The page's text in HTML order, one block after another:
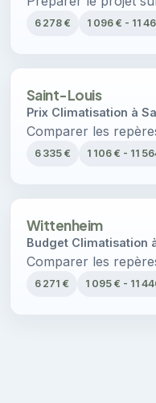
6 278 € 1 096 € - 11
Saint-Louis
Prix Climatisation à
Comparer les
6 335 € 1 106 € - 11
Wittenheim
Budget Climatisation
Comparer les
6 271 € 1 095 € - 11